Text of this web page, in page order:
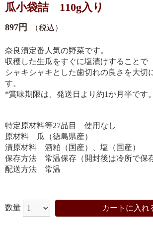
瓜小袋詰 110g入り
897円 （税込）
奈良漬定番人気の野菜です。
収穫した生瓜をすぐに塩漬けすることで
シャキシャキとした歯切れの良さを大切
す。
*賞味期限は、発送日より約1か月半です。
特定原材料等27品目 使用なし
原材料 瓜（徳島県産）
漬原材料 酒粕（国産）、塩（国産）
保存方法 常温保存（開封後は冷所で保
配送方法 常温
数量 カートに入れ